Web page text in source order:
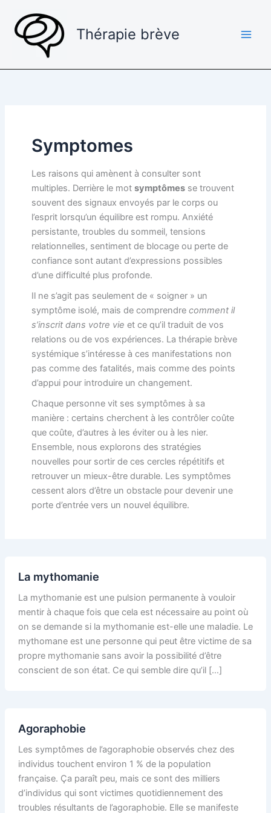
contenu
Thérapie brève
Symptomes
Les raisons qui amènent à consulter sont
multiples. Derrière le mot symptômesse trouvent
souvent des signaux envoyés par le corps ou
l’esprit lorsqu’un équilibre est rompu. Anxiété
persistante, troubles du sommeil, tensions
relationnelles, sentiment de blocage ou perte de
confiance sont autant d’expressions possibles
d’une difficulté plus profonde.
Il ne s’agit pas seulement de « soigner » un
symptôme isolé, mais de comprendre comment il
s’inscrit dans votre vie et ce qu’il traduit de vos
relations ou de vos expériences. La thérapie brève
systémique s’intéresse à ces manifestations non
pas comme des fatalités, mais comme des points
d’appui pour introduire un changement.
Chaque personne vit ses symptômes à sa
manière : certains cherchent à les contrôler coûte
que coûte, d’autres à les éviter ou à les nier.
Ensemble, nous explorons des stratégies
nouvelles pour sortir de ces cercles répétitifs et
retrouver un mieux-être durable. Les symptômes
cessent alors d’être un obstacle pour devenir une
porte d’entrée vers un nouvel équilibre.
La mythomanie
La mythomanie est une pulsion permanente à vouloir
mentir à chaque fois que cela est nécessaire au point où
on se demande si la mythomanie est-elle une maladie. Le
mythomane est une personne qui peut être victime de sa
propre mythomanie sans avoir la possibilité d’être
conscient de son état. Ce qui semble dire qu’il […]
Agoraphobie
Les symptômes de l’agoraphobie observés chez des
individus touchent environ 1 % de la population
française. Ça paraît peu, mais ce sont des milliers
d’individus qui sont victimes quotidiennement des
troubles résultants de l’agoraphobie. Elle se manifeste